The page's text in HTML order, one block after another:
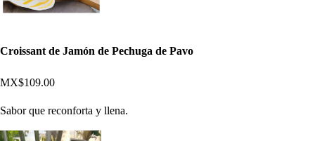
Croissant de Jamón de Pechuga de Pavo
MX$109.00
Sabor que reconforta y llena.